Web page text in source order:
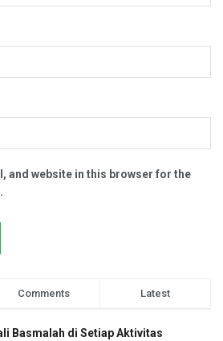
and website in this browser for the
Comments Latest
Basmalah di Setiap Aktivitas